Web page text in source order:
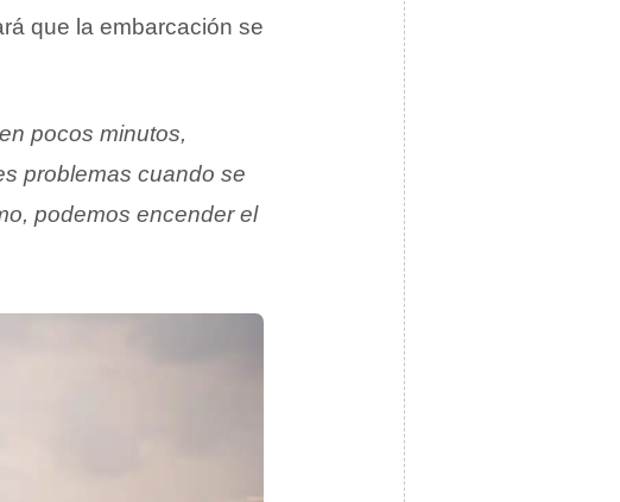
que la embarcación se
pocos minutos,
problemas cuando se
podemos encender el